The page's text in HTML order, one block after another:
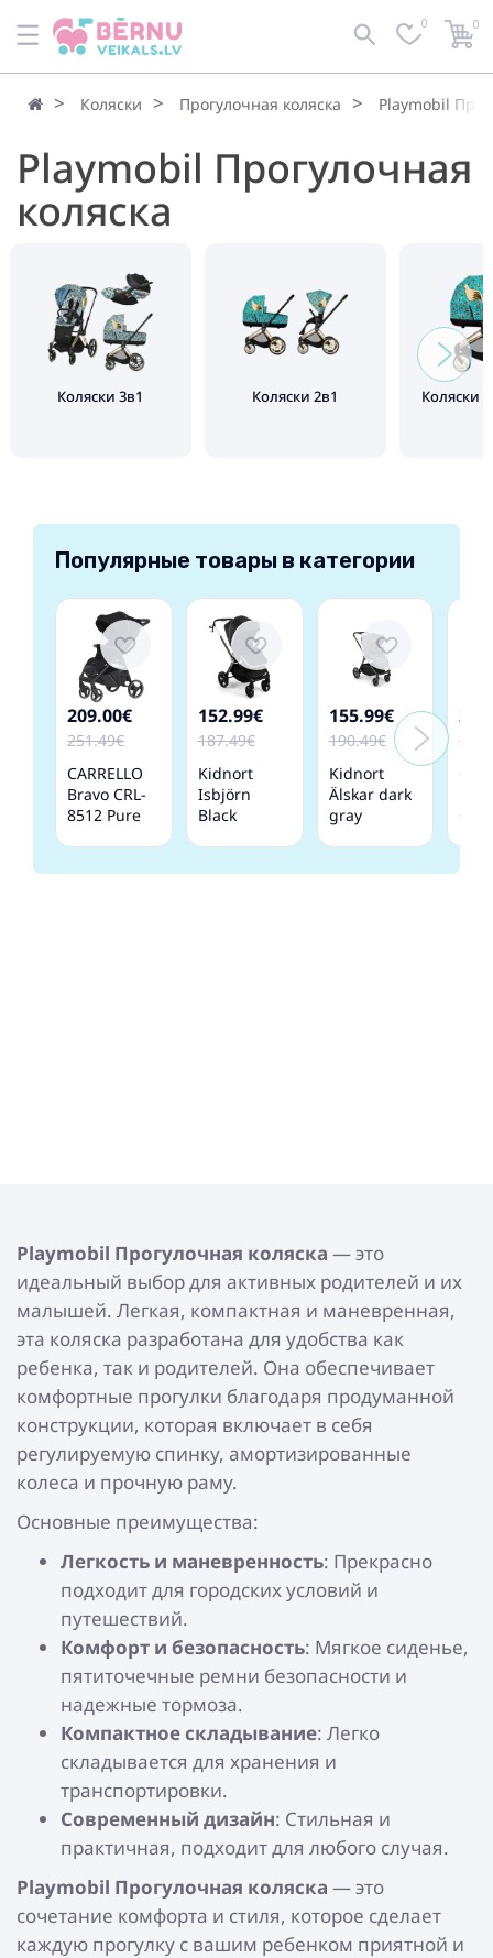
0 0
Коляски Прогулочная коляска Playmobil
Playmobil Прогулочная
коляска
Коляски 3в1 Коляски 2в1 Коляски
Популярные товары в категории
209.00€
251.49€
CARRELLO
Bravo CRL-
8512 Pure
Коляска
152.99€
187.49€
Kidnort
Isbjörn
Black
155.99€
190.49€
Kidnort
Älskar dark
gray
Playmobil Прогулочная коляска — это
идеальный выбор для активных родителей и их
малышей. Легкая, компактная и маневренная,
эта коляска разработана для удобства как
ребенка, так и родителей. Она обеспечивает
комфортные прогулки благодаря продуманной
конструкции, которая включает в себя
регулируемую спинку, амортизированные
колеса и прочную раму.
Основные преимущества:
Легкость и маневренность: Прекрасно
подходит для городских условий и
путешествий.
Комфорт и безопасность: Мягкое сиденье,
пятиточечные ремни безопасности и
надежные тормоза.
Компактное складывание: Легко
складывается для хранения и
транспортировки.
Современный дизайн: Стильная и
практичная, подходит для любого случая.
Playmobil Прогулочная коляска — это
сочетание комфорта и стиля, которое сделает
каждую прогулку с вашим ребенком приятной и